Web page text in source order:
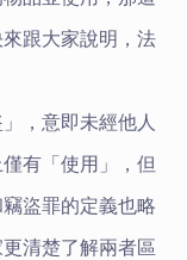
跟大家說明，法
，意即未經他人
有「使用」，但
盜罪的定義也略
清楚了解兩者區